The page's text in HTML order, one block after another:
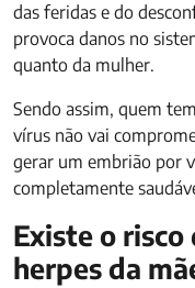
das feridas e do
provoca danos no
quanto da mulher.
Sendo assim, quem
vírus não vai
gerar um embrião por
completamente
Existe o
herpes da